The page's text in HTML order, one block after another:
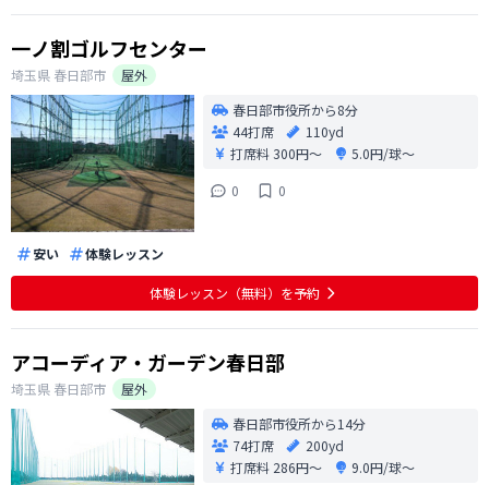
一ノ割ゴルフセンター
埼玉県 春日部市
屋外
春日部市役所から8分
44打席
110yd
打席料300円〜
5.0円/球〜
0
0
安い 体験レッスン
体験レッスン（無料）を予約
アコーディア・ガーデン春日部
埼玉県 春日部市
屋外
春日部市役所から14分
74打席
200yd
打席料 286円〜
9.0円/球〜